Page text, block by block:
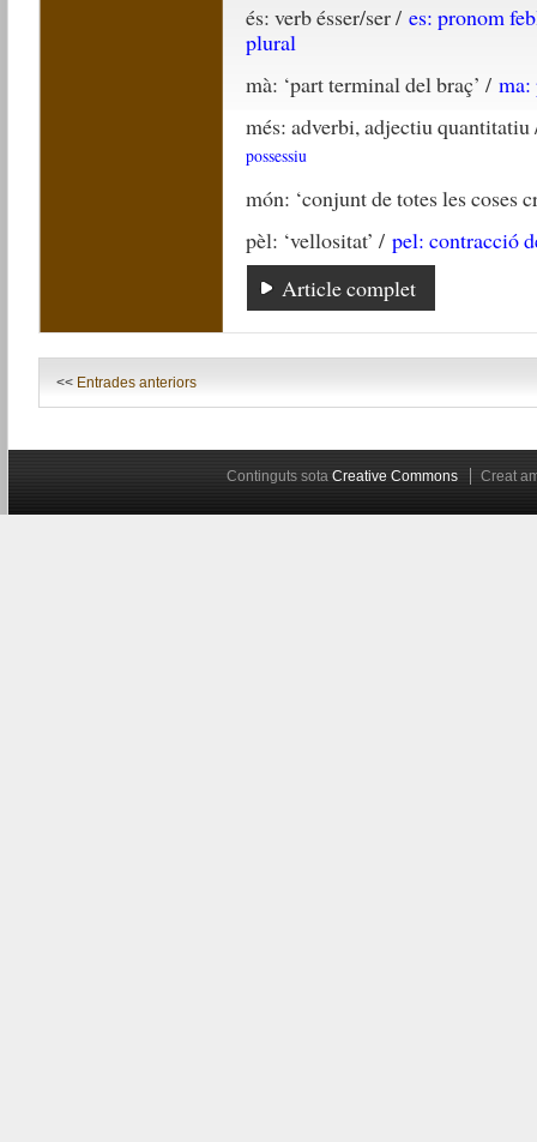
és: verb ésser/ser /es: pronom
plural
mà: ‘part terminal del braç’ /ma:
més: adverbi, adjectiu
possessiu
món: ‘conjunt de totes les coses
pèl: ‘vellositat’ /pel: contracció
Article complet
<< Entrades anteriors
Continguts sotaCreative Commons Creat